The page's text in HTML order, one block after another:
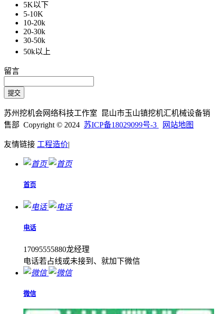
5K以下
5-10K
10-20k
20-30k
30-50k
50k以上
留言
苏州挖机会网络科技工作室 昆山市玉山镇挖机汇机械设备销
售部 Copyright © 2024 苏ICP备18029099号-3 网站地图
友情链接 工程造价|
首页
电话
17095555880龙经理
电话若占线或未接到、就加下微信
微信